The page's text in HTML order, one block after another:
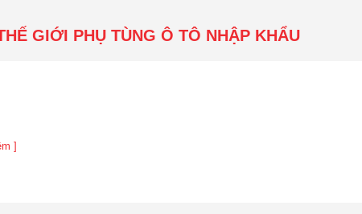
GIỚI PHỤ TÙNG Ô TÔ NHẬP KHẨU
]